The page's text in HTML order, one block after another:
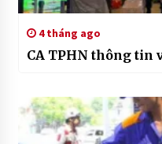
4 tháng ago
CA TPHN thông tin